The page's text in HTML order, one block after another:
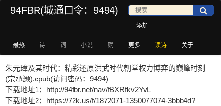
94FBR(城通口令：9494)
添加
最热 诗 词 小说 赋 更多 读诗 关于
朱元璋及其时代：精彩还原洪武时代朝堂权力博弈的巅峰时刻
(宗承灏).epub(访问密码：9494)
下载地址1：http://94fbr.net/nav/fBXRfkv2YvL
下载地址2：https://72k.us/f/1872071-1350077074-3bbb4d?